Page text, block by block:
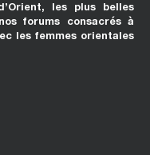
les plus belles
forums consacrés à
les femmes orientales